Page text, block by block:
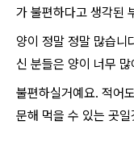
가 불편하다고 생각된
양이 정말 정말 많습니
신 분들은 양이 너무 많
불편하실거예요. 적어
문해 먹을 수 있는 곳일